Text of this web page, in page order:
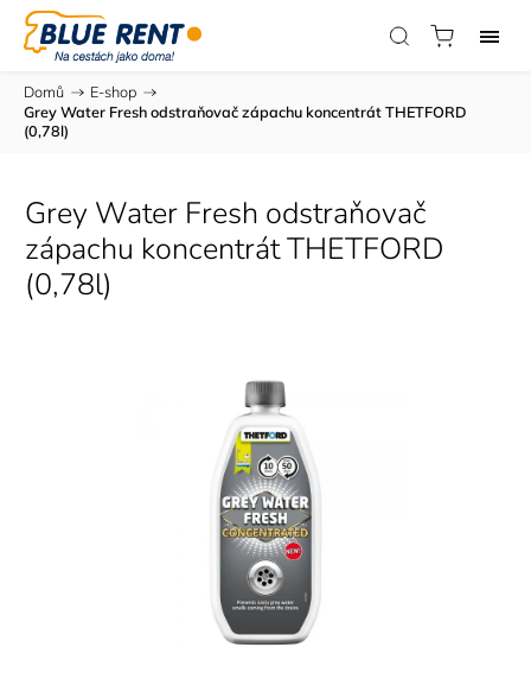
Domů / E-shop /
Grey Water Fresh odstraňovač zápachu koncentrát THETFORD
(0,78l)
Grey Water Fresh odstraňovač
zápachu koncentrát THETFORD
(0,78l)